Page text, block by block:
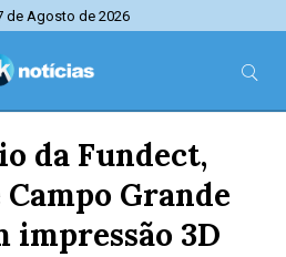
de Agosto de 2026
da Fundect,
Grande
impressão 3D